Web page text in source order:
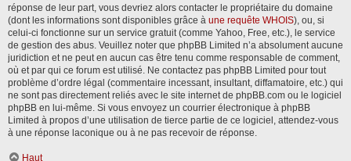
réponse de leur part, vous devriez alors contacter le propriétaire du domaine
(dont les informations sont disponibles grâce à une requête WHOIS), ou, si
celui-ci fonctionne sur un service gratuit (comme Yahoo, Free, etc.), le service
de gestion des abus. Veuillez noter que phpBB Limited n’a absolument aucune
juridiction et ne peut en aucun cas être tenu comme responsable de comment,
où et par qui ce forum est utilisé. Ne contactez pas phpBB Limited pour tout
problème d’ordre légal (commentaire incessant, insultant, diffamatoire, etc.) qui
ne sont pas directement reliés avec le site internet de phpBB.com ou le logiciel
phpBB en lui-même. Si vous envoyez un courrier électronique à phpBB
Limited à propos d’une utilisation de tierce partie de ce logiciel, attendez-vous
à une réponse laconique ou à ne pas recevoir de réponse.
Haut